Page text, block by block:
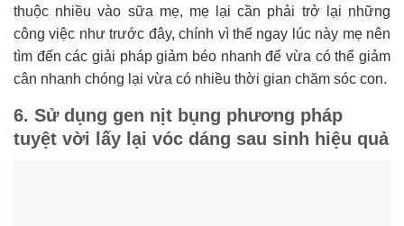
thuộc nhiều vào sữa mẹ, mẹ lại cần phải trở lại những
công việc như trước đây, chính vì thế ngay lúc này mẹ nên
tìm đến các giải pháp giảm béo nhanh để vừa có thể giảm
cân nhanh chóng lại vừa có nhiều thời gian chăm sóc con.
6. Sử dụng gen nịt bụng phương pháp
tuyệt vời lấy lại vóc dáng sau sinh hiệu quả